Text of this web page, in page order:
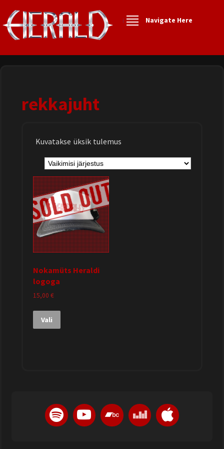
Navigate Here
rekkajuht
Kuvatakse üksik tulemus
Nokamüts Heraldi
logoga
15,00 €
Vali